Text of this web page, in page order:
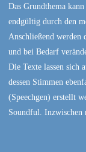
Das Grundthema
endgültig durch den
Anschließend werden
und bei Bedarf
Die Texte lassen sich
dessen Stimmen
(Speechgen) erstellt
Soundful. Inzwischen